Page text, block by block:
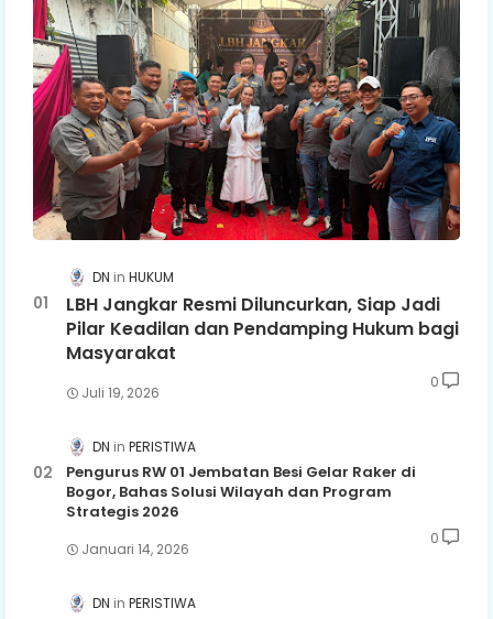
DN HUKUM
LBH Jangkar Resmi Diluncurkan, Siap Jadi
Pilar Keadilan dan Pendamping Hukum bagi
Masyarakat
Juli 19, 2026
0
DN PERISTIWA
Pengurus RW 01 Jembatan Besi Gelar Raker di
Bogor, Bahas Solusi Wilayah dan Program
Strategis 2026
Januari 14, 2026
0
DN PERISTIWA